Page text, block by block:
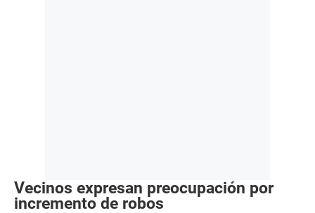
Vecinos expresan preocupación por
incremento de robos